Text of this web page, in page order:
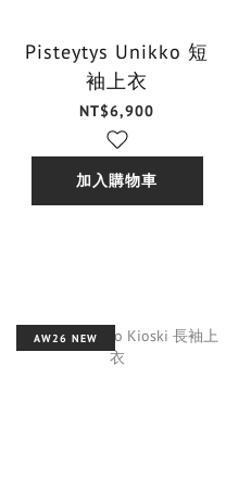
Pisteytys Unikko 短
袖上衣
NT$6,900
加入購物車
AW26 NEW